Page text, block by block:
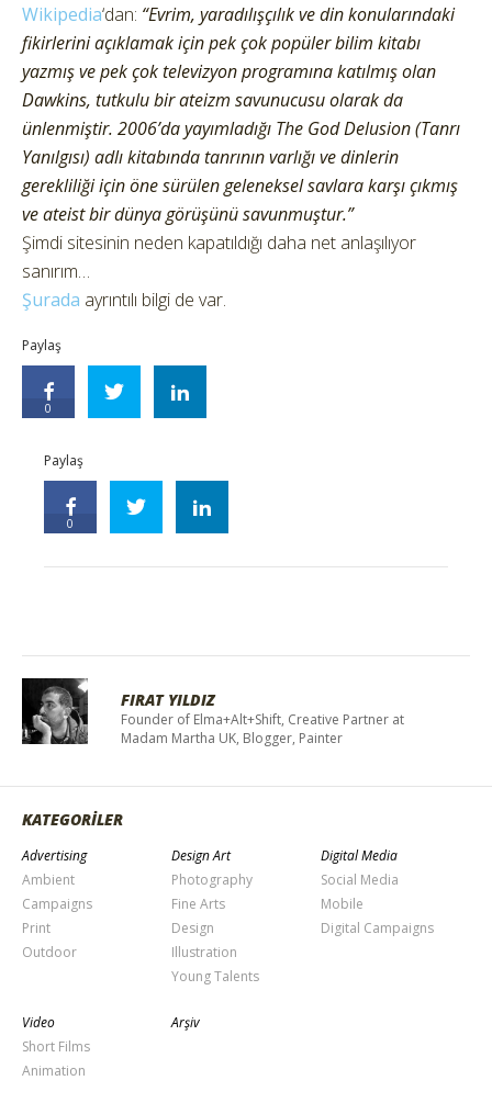
Wikipedia‘dan: “Evrim, yaradılışçılık ve din konularındaki
fikirlerini açıklamak için pek çok popüler bilim kitabı
yazmış ve pek çok televizyon programına katılmış olan
Dawkins, tutkulu bir ateizm savunucusu olarak da
ünlenmiştir. 2006’da yayımladığı The God Delusion (Tanrı
Yanılgısı) adlı kitabında tanrının varlığı ve dinlerin
gerekliliği için öne sürülen geleneksel savlara karşı çıkmış
ve ateist bir dünya görüşünü savunmuştur.”
Şimdi sitesinin neden kapatıldığı daha net anlaşılıyor
sanırım…
Şurada ayrıntılı bilgi de var.
Paylaş
0
Paylaş
0
FIRAT YILDIZ
Founder of Elma+Alt+Shift, Creative Partner at
Madam Martha UK, Blogger, Painter
KATEGORİLER
Advertising
Ambient
Campaigns
Print
Outdoor
Design Art
Photography
Fine Arts
Design
Illustration
Young Talents
Digital Media
Social Media
Mobile
Digital Campaigns
Video
Short Films
Animation
Arşiv